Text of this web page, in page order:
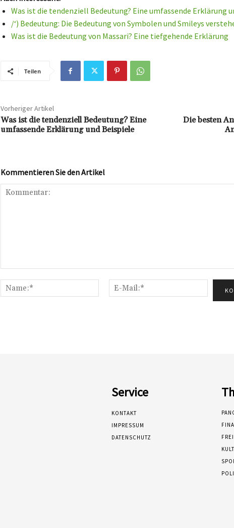
Was ist die tendenziell Bedeutung? Eine umfassende Erklärung
/‘) Bedeutung: Die Bedeutung von Symbolen und Smileys
Was ist die Bedeutung von Massari? Eine tiefgehende Erklärung
Teilen
Vorheriger Artikel
Was ist die tendenziell Bedeutung? Eine
umfassende Erklärung und Beispiele
Die besten
Kommentieren Sie den Artikel
Name:*
Mail:*
Service
KONTAKT
IMPRESSUM
DATENSCHUTZ